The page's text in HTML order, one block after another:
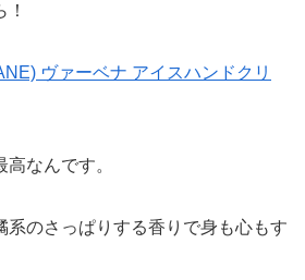
ヴァーベナ アイスハンドクリ
なんです。
系のさっぱりする香りで身も心もす